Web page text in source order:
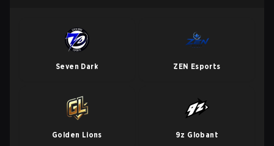
Seven Dark ZEN Esports
Golden Lions 9z Globant